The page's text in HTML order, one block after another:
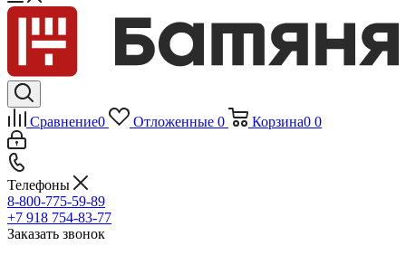
Сравнение0 Отложенные 0 Корзина0 0
Телефоны
8-800-775-59-89
+7 918 754-83-77
Заказать звонок